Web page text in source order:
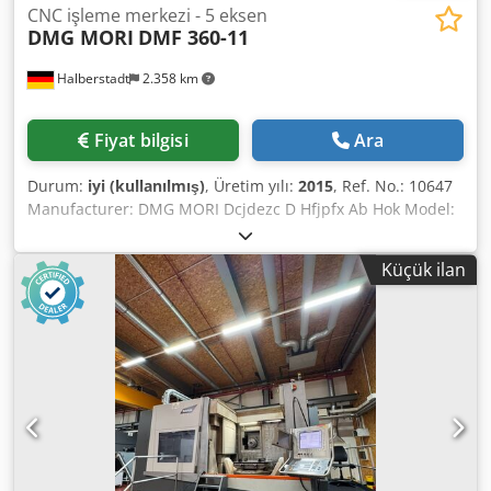
Halberstadt 2.358 km
CNC işleme merkezi - 5 eksen
DMG MORI DMF 360-11
Fiyat bilgisi Ara
Durum: iyi (kullanılmış), Üretim yılı: 2015, Ref. No.: 10647
Manufacturer: DMG MORI Dcjdezc D Hfjpfx Ab Hok Model:
DMF 360-11 Year of manufacture: 2015 Control type: CNC
Control: Heidenhain iTNC 530 Location: Halberstadt
Country of origin: Germany Serial No.: 2903XXXX Machine
No.: 591XX X-axis travel: 3600 mm Y-axis travel: 1100 mm Z-
axis travel: 900 mm Max. workpiece weight: 8,000 kg Max.
tool weight: 5 kg Max. tool length (from spindle nose): 300
mm Tool diameter with 2 free adjacent slots: 130 mm Tool
holder: HSK 63 Number of tool magazine slots: 120 Tool
changer: 60 Spindle speed: 20,000 rpm Max. torque: 288 /
187 Nm Rapid traverse X/Y/Z: 80 x 60 x 60 m/min Main
drive: 35 / 25 kW Internal coolant supply: 40 bar Coolant
tank: 600 l Additional information: - Fixed table, often with
Küçük ilan